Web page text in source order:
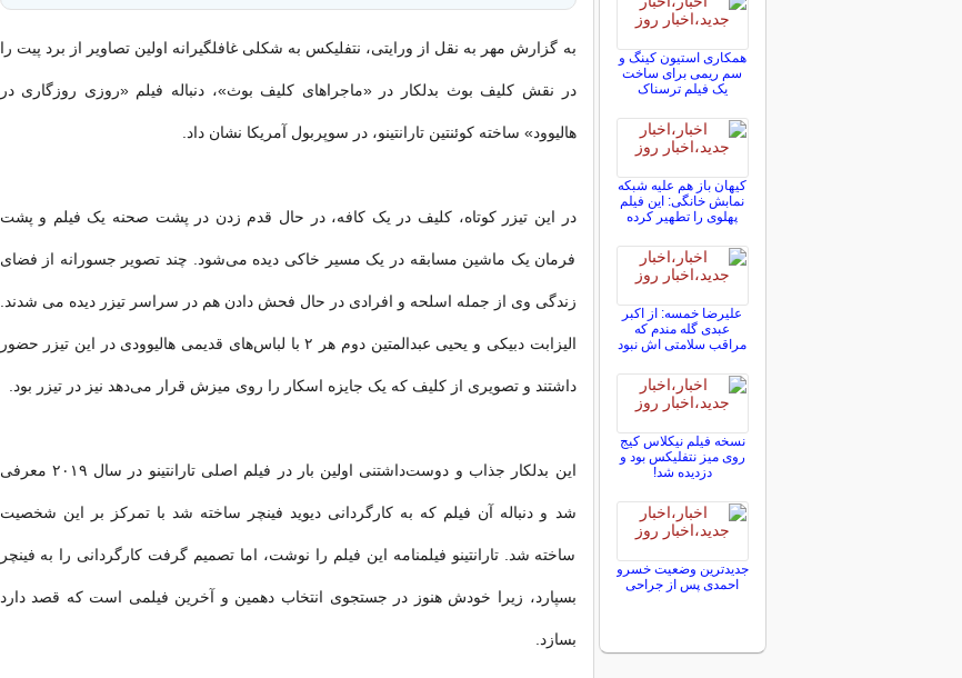
به گزارش مهر به نقل از ورایتی، نتفلیکس به شکلی غافلگیرانه اولین تصاویر از برد پیت را
در نقش کلیف بوث بدلکار در «ماجراهای کلیف بوث»، دنباله فیلم «روزی روزگاری در
هالیوود» ساخته کوئنتین تارانتینو، در سوپربول آمریکا نشان داد.
در این تیزر کوتاه، کلیف در یک کافه، در حال قدم زدن در پشت صحنه یک فیلم و پشت
فرمان یک ماشین مسابقه در یک مسیر خاکی دیده می‌شود. چند تصویر جسورانه از فضای
زندگی وی از جمله اسلحه و افرادی در حال فحش دادن هم در سراسر تیزر دیده می شدند.
الیزابت دبیکی و یحیی عبدالمتین دوم هر ۲ با لباس‌های قدیمی هالیوودی در این تیزر حضور
داشتند و تصویری از کلیف که یک جایزه اسکار را روی میزش قرار می‌دهد نیز در تیزر بود.
این بدلکار جذاب و دوست‌داشتنی اولین بار در فیلم اصلی تارانتینو در سال ۲۰۱۹ معرفی
شد و دنباله آن فیلم که به کارگردانی دیوید فینچر ساخته شد با تمرکز بر این شخصیت
ساخته شد. تارانتینو فیلمنامه این فیلم را نوشت، اما تصمیم گرفت کارگردانی را به فینچر
بسپارد، زیرا خودش هنوز در جستجوی انتخاب دهمین و آخرین فیلمی است که قصد دارد
بسازد.
همکاری استیون کینگ و
سم ریمی برای ساخت
یک فیلم ترسناک
کیهان باز هم علیه شبکه
نمابش خانگی: این فیلم
پهلوی را تطهیر کرده
علیرضا خمسه: از اکبر
عبدی گله مندم که
مراقب سلامتی اش نبود
نسخه فیلم نیکلاس کیج
روی میز نتفلیکس بود و
دزدیده شد!
جدیدترین وضعیت خسرو
احمدی پس از جراحی